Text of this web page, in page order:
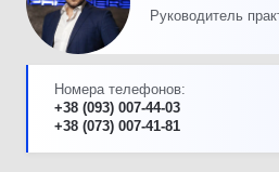
Руководитель
Номера телефонов:
+38 (093) 007-44-03
+38 (073) 007-41-81